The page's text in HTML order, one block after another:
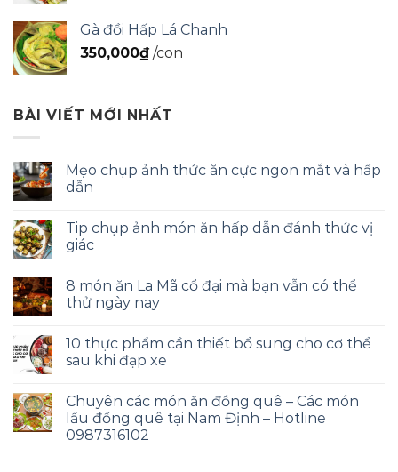
Gà đồi Hấp Lá Chanh
350,000₫ /con
BÀI VIẾT MỚI NHẤT
Mẹo chụp ảnh thức ăn cực ngon mắt và hấp
dẫn
Tip chụp ảnh món ăn hấp dẫn đánh thức vị
giác
8 món ăn La Mã cổ đại mà bạn vẫn có thể
thử ngày nay
10 thực phẩm cần thiết bổ sung cho cơ thể
sau khi đạp xe
Chuyên các món ăn đồng quê – Các món
lẩu đồng quê tại Nam Định – Hotline
0987316102